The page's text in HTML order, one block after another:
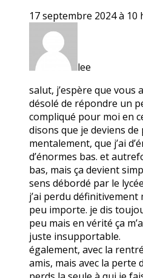
17 septembre 2024 à 10
lee
salut, j’espère que vous
désolé de répondre un
compliqué pour moi en
disons que je deviens
mentalement, que j’ai
d’énormes bas. et
bas, mais ça devient
sens débordé par le
j’ai perdu définitivement
peu importe. je dis
peu mais en vérité ça
juste insupportable.
également, avec la
amis, mais avec la perte